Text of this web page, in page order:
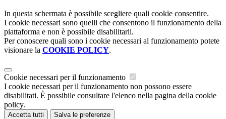
In questa schermata è possibile scegliere quali cookie consentire.
I cookie necessari sono quelli che consentono il funzionamento della
piattaforma e non è possibile disabilitarli.
Per conoscere quali sono i cookie necessari al funzionamento potete
visionare la COOKIE POLICY.
Cookie necessari per il funzionamento
I cookie necessari per il funzionamento non possono essere
disabilitati. È possibile consultare l'elenco nella pagina della cookie
policy.
Accetta tutti Salva le preferenze